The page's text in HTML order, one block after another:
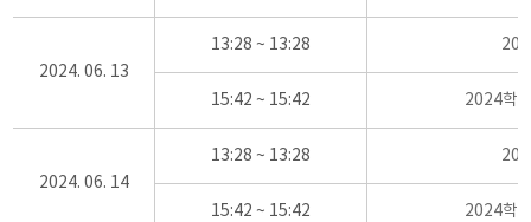
2024. 06. 13
13:28 ~ 13:28
15:42 ~ 15:42 2024학
2024. 06. 14
13:28 ~ 13:28
15:42 ~ 15:42 2024학